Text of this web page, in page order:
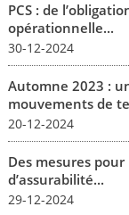
PCS : de
opérationnelle...
30-12-2024
Automne 2023 :
mouvements de
20-12-2024
Des mesures
d’assurabilité...
29-12-2024